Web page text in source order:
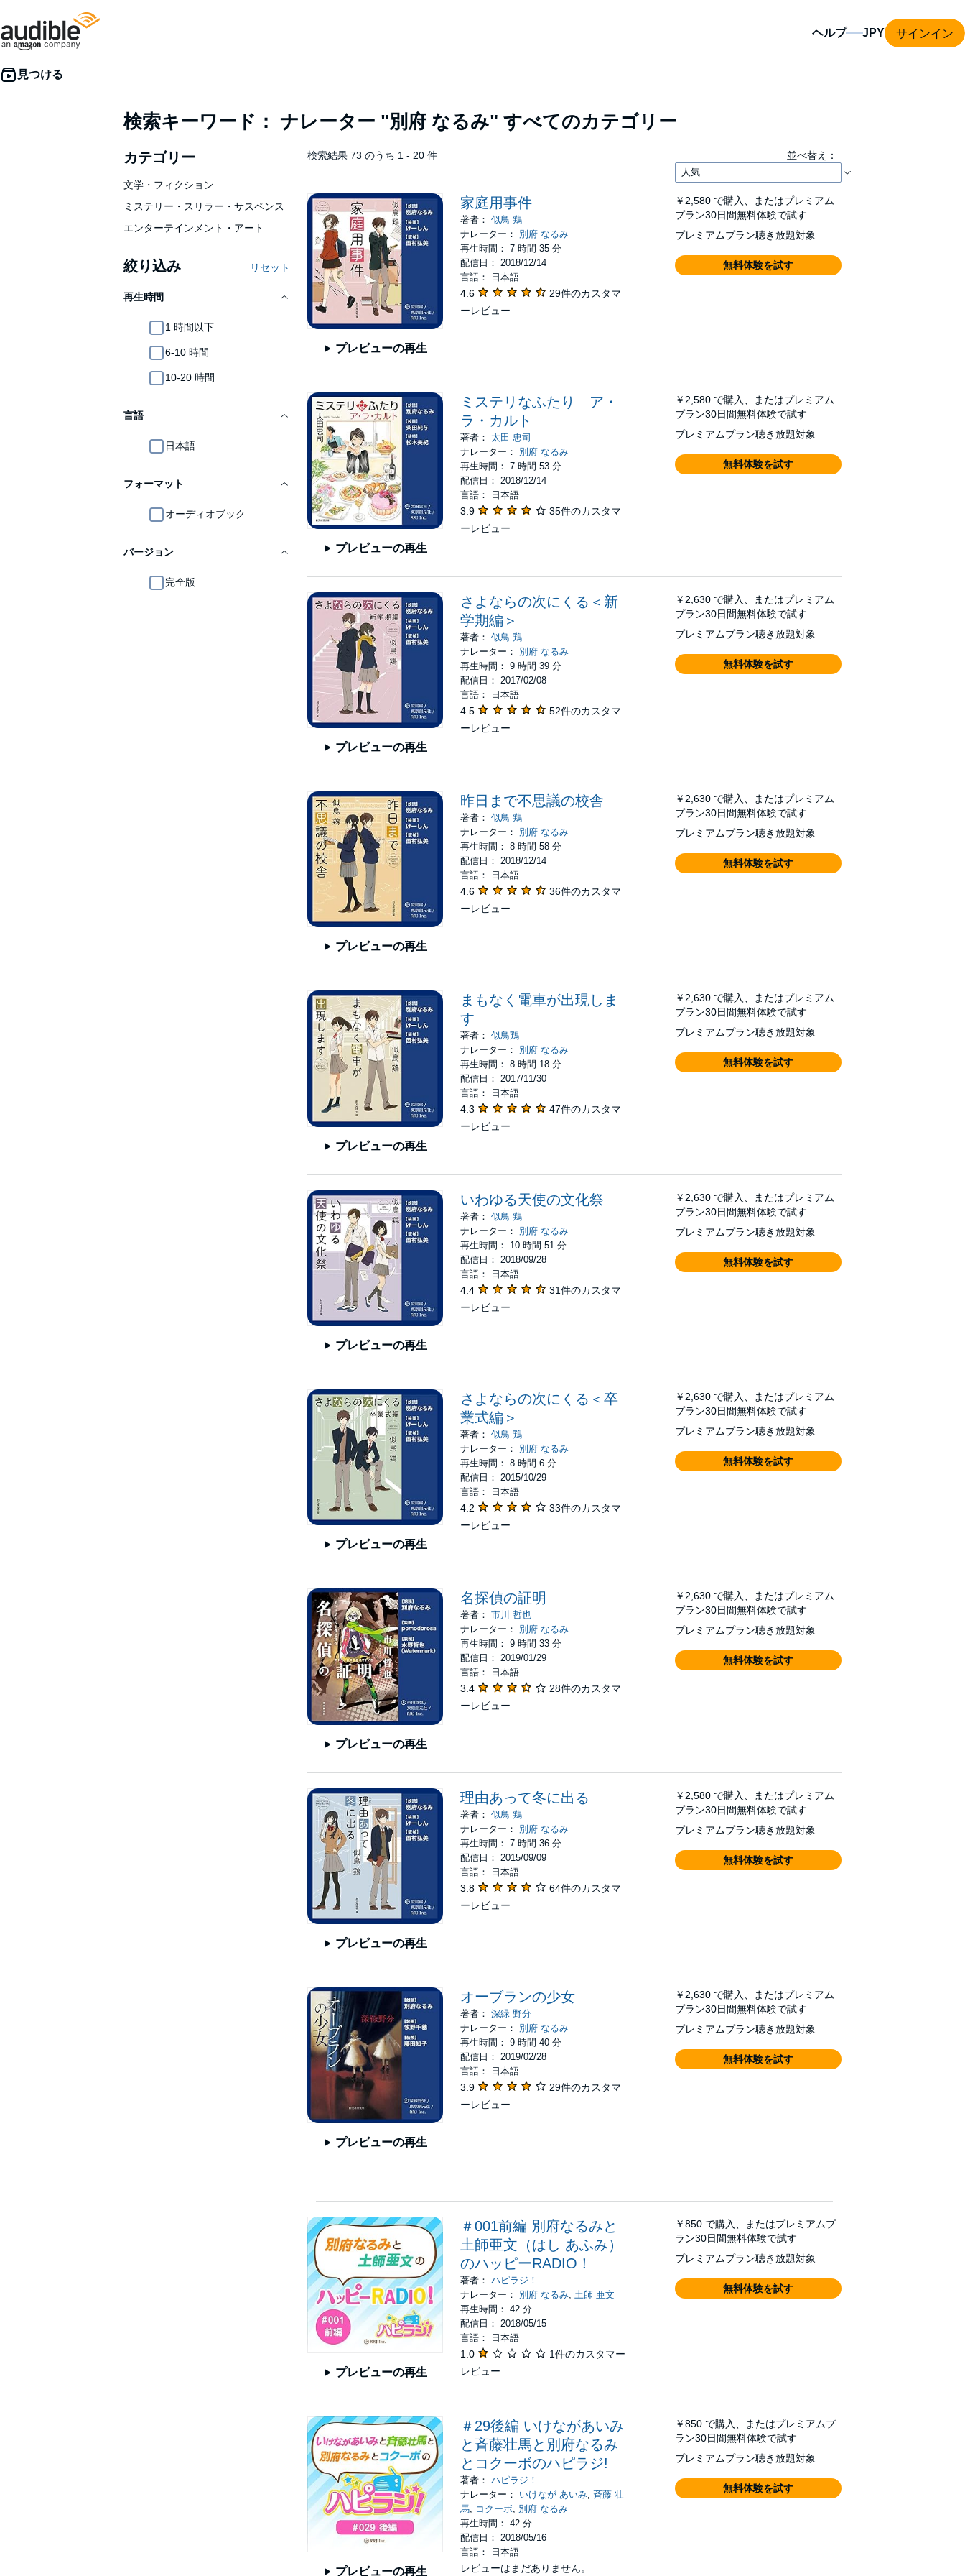
ヘルプ サインイン
検索キーワード： ナレーター "別府 なるみ" すべてのカテゴリー
カテゴリー
文学・フィクション
ミステリー・スリラー・サスペンス
エンターテインメント・アート
絞り込み リセット
再生時間
1 時間以下
6-10 時間
10-20 時間
言語
日本語
フォーマット
オーディオブック
バージョン
完全版
検索結果 73 のうち 1 - 20 件 並べ替え：
プレビューの再生
家庭用事件
著者：似鳥 鶏
ナレーター： 別府 なるみ
再生時間： 7 時間 35 分
配信日： 2018/12/14
言語： 日本語
4.6
29件のカスタマ
ーレビュー
￥2,580 で購入、またはプレミアム
プラン30日間無料体験で試す
プレミアムプラン聴き放題対象
無料体験を試す
プレビューの再生
ミステリなふたり ア・
ラ・カルト
著者：太田 忠司
ナレーター： 別府 なるみ
再生時間： 7 時間 53 分
配信日： 2018/12/14
言語： 日本語
3.9
35件のカスタマ
ーレビュー
￥2,580 で購入、またはプレミアム
プラン30日間無料体験で試す
プレミアムプラン聴き放題対象
無料体験を試す
プレビューの再生
さよならの次にくる＜新
学期編＞
著者：似鳥 鶏
ナレーター： 別府 なるみ
再生時間： 9 時間 39 分
配信日： 2017/02/08
言語： 日本語
4.5
52件のカスタマ
ーレビュー
￥2,630 で購入、またはプレミアム
プラン30日間無料体験で試す
プレミアムプラン聴き放題対象
無料体験を試す
プレビューの再生
昨日まで不思議の校舎
著者：似鳥 鶏
ナレーター： 別府 なるみ
再生時間： 8 時間 58 分
配信日： 2018/12/14
言語： 日本語
4.6
36件のカスタマ
ーレビュー
￥2,630 で購入、またはプレミアム
プラン30日間無料体験で試す
プレミアムプラン聴き放題対象
無料体験を試す
プレビューの再生
まもなく電車が出現しま
す
著者：似鳥鶏
ナレーター： 別府 なるみ
再生時間： 8 時間 18 分
配信日： 2017/11/30
言語： 日本語
4.3
47件のカスタマ
ーレビュー
￥2,630 で購入、またはプレミアム
プラン30日間無料体験で試す
プレミアムプラン聴き放題対象
無料体験を試す
プレビューの再生
いわゆる天使の文化祭
著者：似鳥 鶏
ナレーター： 別府 なるみ
再生時間： 10 時間 51 分
配信日： 2018/09/28
言語： 日本語
4.4
31件のカスタマ
ーレビュー
￥2,630 で購入、またはプレミアム
プラン30日間無料体験で試す
プレミアムプラン聴き放題対象
無料体験を試す
プレビューの再生
さよならの次にくる＜卒
業式編＞
著者：似鳥 鶏
ナレーター： 別府 なるみ
再生時間： 8 時間 6 分
配信日： 2015/10/29
言語： 日本語
4.2
33件のカスタマ
ーレビュー
￥2,630 で購入、またはプレミアム
プラン30日間無料体験で試す
プレミアムプラン聴き放題対象
無料体験を試す
プレビューの再生
名探偵の証明
著者：市川 哲也
ナレーター： 別府 なるみ
再生時間： 9 時間 33 分
配信日： 2019/01/29
言語： 日本語
3.4
28件のカスタマ
ーレビュー
￥2,630 で購入、またはプレミアム
プラン30日間無料体験で試す
プレミアムプラン聴き放題対象
無料体験を試す
プレビューの再生
理由あって冬に出る
著者：似鳥 鶏
ナレーター： 別府 なるみ
再生時間： 7 時間 36 分
配信日： 2015/09/09
言語： 日本語
3.8
64件のカスタマ
ーレビュー
￥2,580 で購入、またはプレミアム
プラン30日間無料体験で試す
プレミアムプラン聴き放題対象
無料体験を試す
プレビューの再生
オーブランの少女
著者：深緑 野分
ナレーター： 別府 なるみ
再生時間： 9 時間 40 分
配信日： 2019/02/28
言語： 日本語
3.9
29件のカスタマ
ーレビュー
￥2,630 で購入、またはプレミアム
プラン30日間無料体験で試す
プレミアムプラン聴き放題対象
無料体験を試す
プレビューの再生
＃001前編 別府なるみと
土師亜文（はし あふみ）
のハッピーRADIO！
著者：ハピラジ！
ナレーター： 別府 なるみ,土師 亜文
再生時間： 42 分
配信日： 2018/05/15
言語： 日本語
1.0
1件のカスタマー
レビュー
￥850 で購入、またはプレミアムプ
ラン30日間無料体験で試す
プレミアムプラン聴き放題対象
無料体験を試す
プレビューの再生
＃29後編 いけながあいみ
と斉藤壮馬と別府なるみ
とコクーボのハピラジ!
著者：ハピラジ！
ナレーター： いけなが あいみ ,斉藤 壮
馬
コクーボ
別府 なるみ
再生時間： 42 分
配信日： 2018/05/16
言語： 日本語
レビューはまだありません。
￥850 で購入、またはプレミアムプ
ラン30日間無料体験で試す
プレミアムプラン聴き放題対象
無料体験を試す